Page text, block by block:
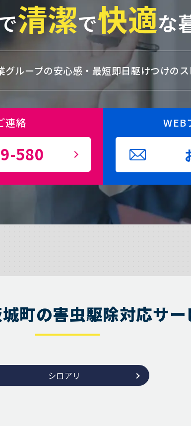
清潔で快適な
グループの安心感・ 最短即日駆けつけのス
連絡
580
WEB
町の害虫駆除対応サー
シロアリ